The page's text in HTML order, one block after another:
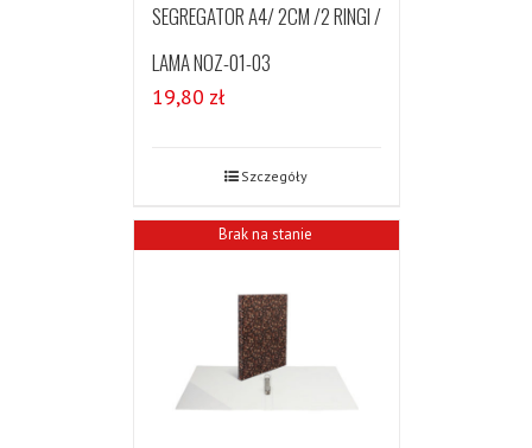
SEGREGATOR A4/ 2CM /2 RINGI /
LAMA NOZ-01-03
19,80 zł
Szczegóły
Brak na stanie